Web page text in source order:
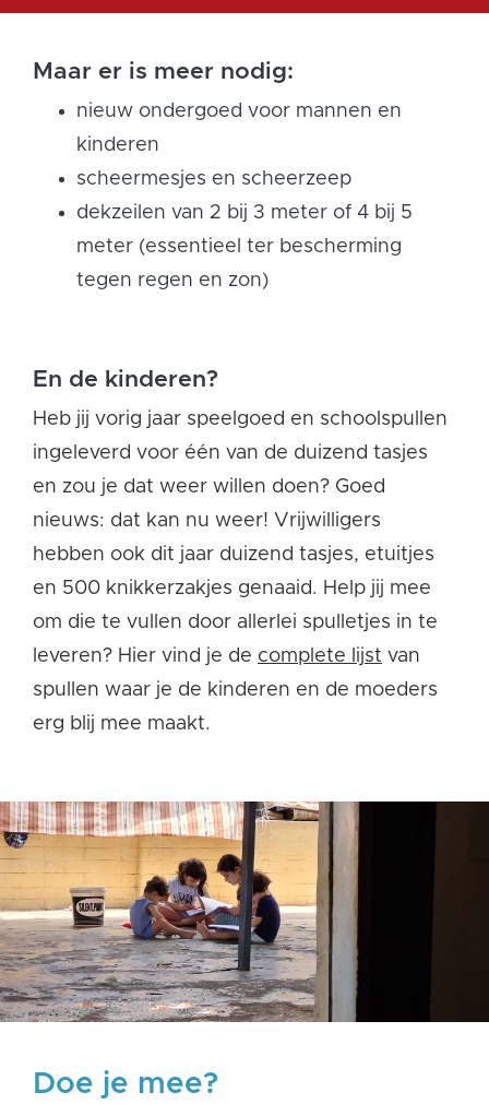
Maar er is meer nodig:
nieuw ondergoed voor mannen en
kinderen
scheermesjes en scheerzeep
dekzeilen van 2 bij 3 meter of 4 bij 5
meter (essentieel ter bescherming
tegen regen en zon)
En de kinderen?
Heb jij vorig jaar speelgoed en schoolspullen
ingeleverd voor één van de duizend tasjes
en zou je dat weer willen doen? Goed
nieuws: dat kan nu weer! Vrijwilligers
hebben ook dit jaar duizend tasjes, etuitjes
en 500 knikkerzakjes genaaid. Help jij mee
om die te vullen door allerlei spulletjes in te
leveren? Hier vind je de complete lijst van
spullen waar je de kinderen en de moeders
erg blij mee maakt.
Doe je mee?